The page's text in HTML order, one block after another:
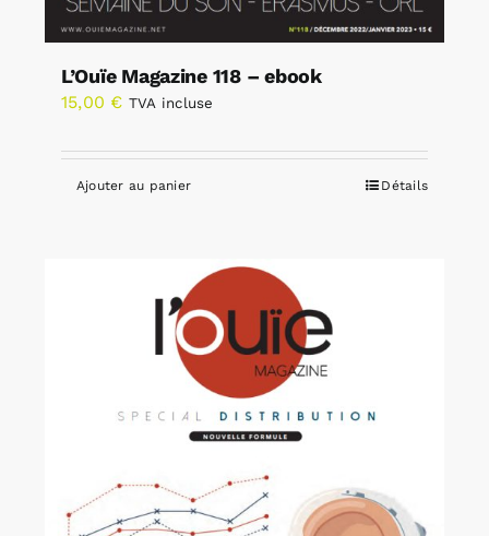
L’Ouïe Magazine 118 – ebook
15,00 € TVA incluse
Ajouter au panier Détails